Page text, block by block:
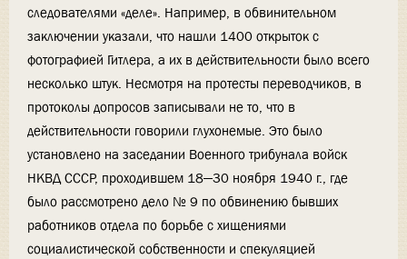
следователями «деле». Например, в обвинительном
заключении указали, что нашли 1400 открыток с
фотографией Гитлера, а их в действительности было всего
несколько штук. Несмотря на протесты переводчиков, в
протоколы допросов записывали не то, что в
действительности говорили глухонемые. Это было
установлено на заседании Военного трибунала войск
НКВД СССР, проходившем 18—30 ноября 1940 г., где
было рассмотрено дело № 9 по обвинению бывших
работников отдела по борьбе с хищениями
социалистической собственности и спекуляцией